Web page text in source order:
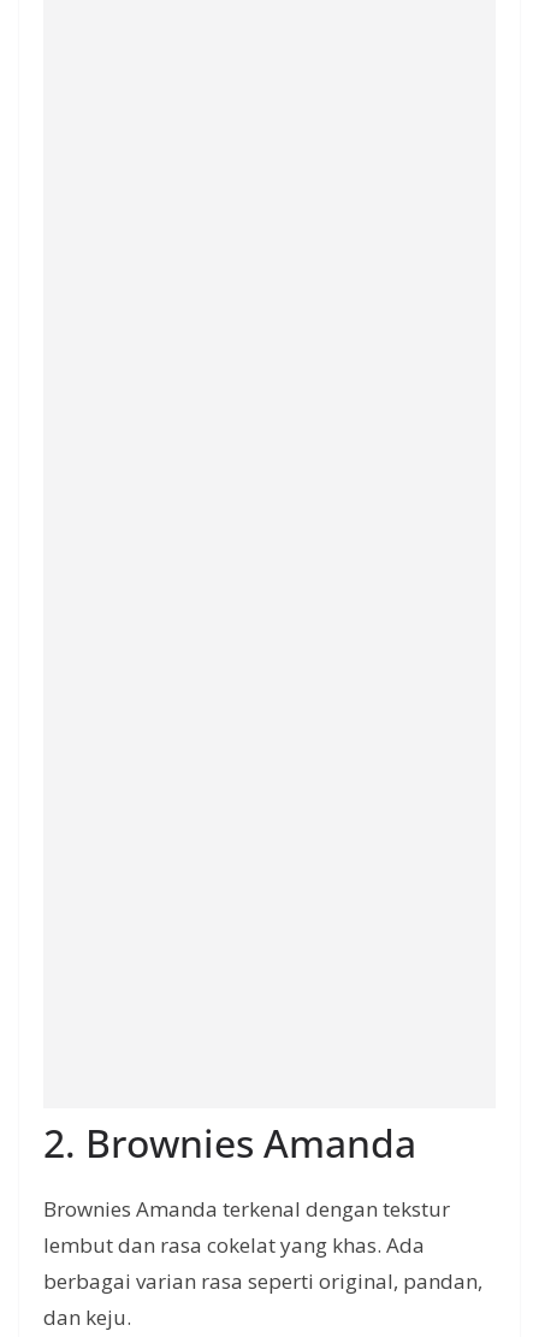
2. Brownies Amanda
Brownies Amanda terkenal dengan tekstur
lembut dan rasa cokelat yang khas. Ada
berbagai varian rasa seperti original, pandan,
dan keju.